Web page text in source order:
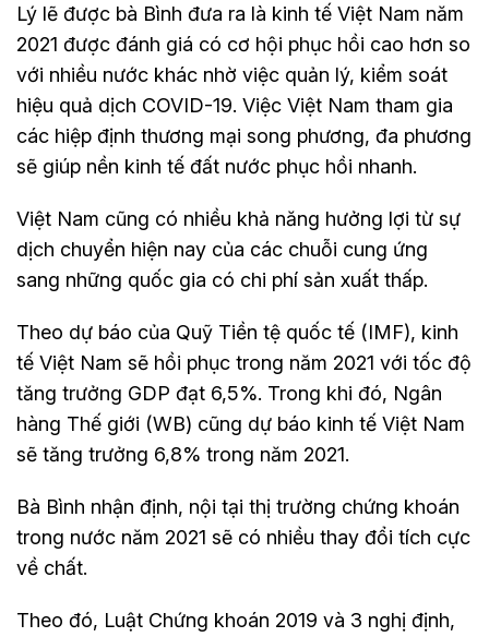
Lý lẽ được bà Bình đưa ra là kinh tế Việt Nam năm
2021 được đánh giá có cơ hội phục hồi cao hơn so
với nhiều nước khác nhờ việc quản lý, kiểm soát
hiệu quả dịch COVID-19. Việc Việt Nam tham gia
các hiệp định thương mại song phương, đa phương
sẽ giúp nền kinh tế đất nước phục hồi nhanh.
Việt Nam cũng có nhiều khả năng hưởng lợi từ sự
dịch chuyển hiện nay của các chuỗi cung ứng
sang những quốc gia có chi phí sản xuất thấp.
Theo dự báo của Quỹ Tiền tệ quốc tế (IMF), kinh
tế Việt Nam sẽ hồi phục trong năm 2021 với tốc độ
tăng trưởng GDP đạt 6,5%. Trong khi đó, Ngân
hàng Thế giới (WB) cũng dự báo kinh tế Việt Nam
sẽ tăng trưởng 6,8% trong năm 2021.
Bà Bình nhận định, nội tại thị trường chứng khoán
trong nước năm 2021 sẽ có nhiều thay đổi tích cực
về chất.
Theo đó, Luật Chứng khoán 2019 và 3 nghị định,